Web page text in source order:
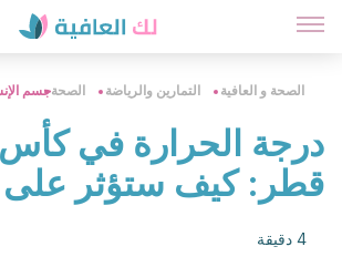
الصحة و العافية التمارين والرياضة الصحةجسم
درجة الحرارة في كأس
قطر: كيف ستؤثر على
4 دقيقة